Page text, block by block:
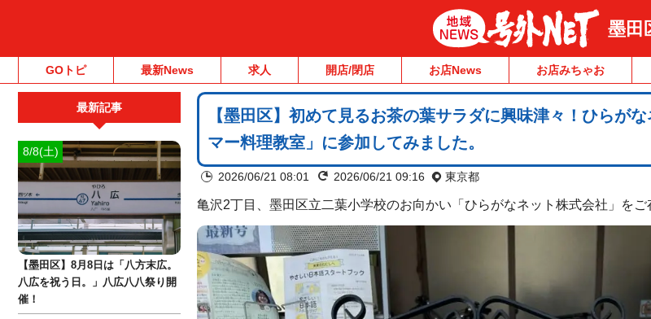
墨田
GOトピ 最新News 求人 開店/閉店 お店News お店みちゃお
【墨田区】初めて見るお茶の葉サラダに興味津々！ひらが
マー料理教室」に参加してみました。
2026/06/21 08:01 2026/06/21 09:16 東京都
亀沢2丁目、墨田区立二葉小学校のお向かい「ひらがなネット株式会社」をご
最新記事
8/8(土)
【墨田区】8月8日は「八方末広。
八広を祝う日。」八広八八祭り開
催！